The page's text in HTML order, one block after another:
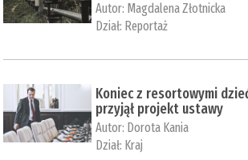
Autor: Magdalena Złotnicka
Dział: Reportaż
Koniec z resortowymi
przyjął projekt ustawy
Autor: Dorota Kania
Dział: Kraj